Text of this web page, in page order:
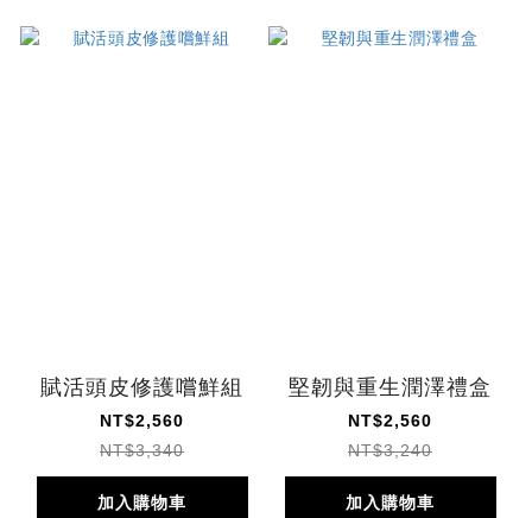
賦活頭皮修護嚐鮮組
NT$2,560
NT$3,340
加入購物車
堅韌與重生潤澤禮盒
NT$2,560
NT$3,240
加入購物車